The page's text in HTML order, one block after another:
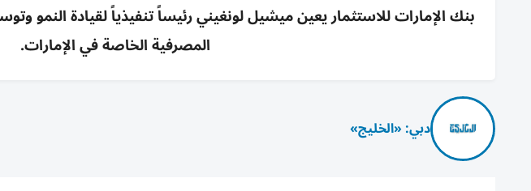
بنك الإمارات للاستثمار يعين ميشيل لونغيني رئيساً تنفيذياً لقيادة النمو
المصرفية الخاصة في الإمارات.
دبي: «الخليج»